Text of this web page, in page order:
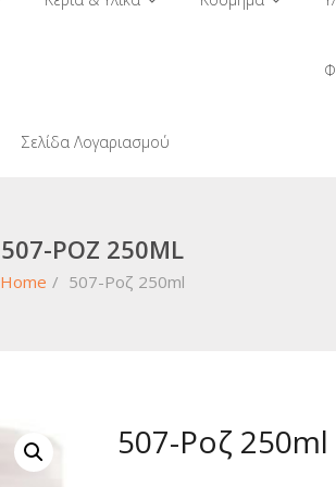
Σελίδα Λογαριασμού
507-ΡΟΖ 250ML
Home / 507-Ροζ 250ml
507-Ροζ 250ml